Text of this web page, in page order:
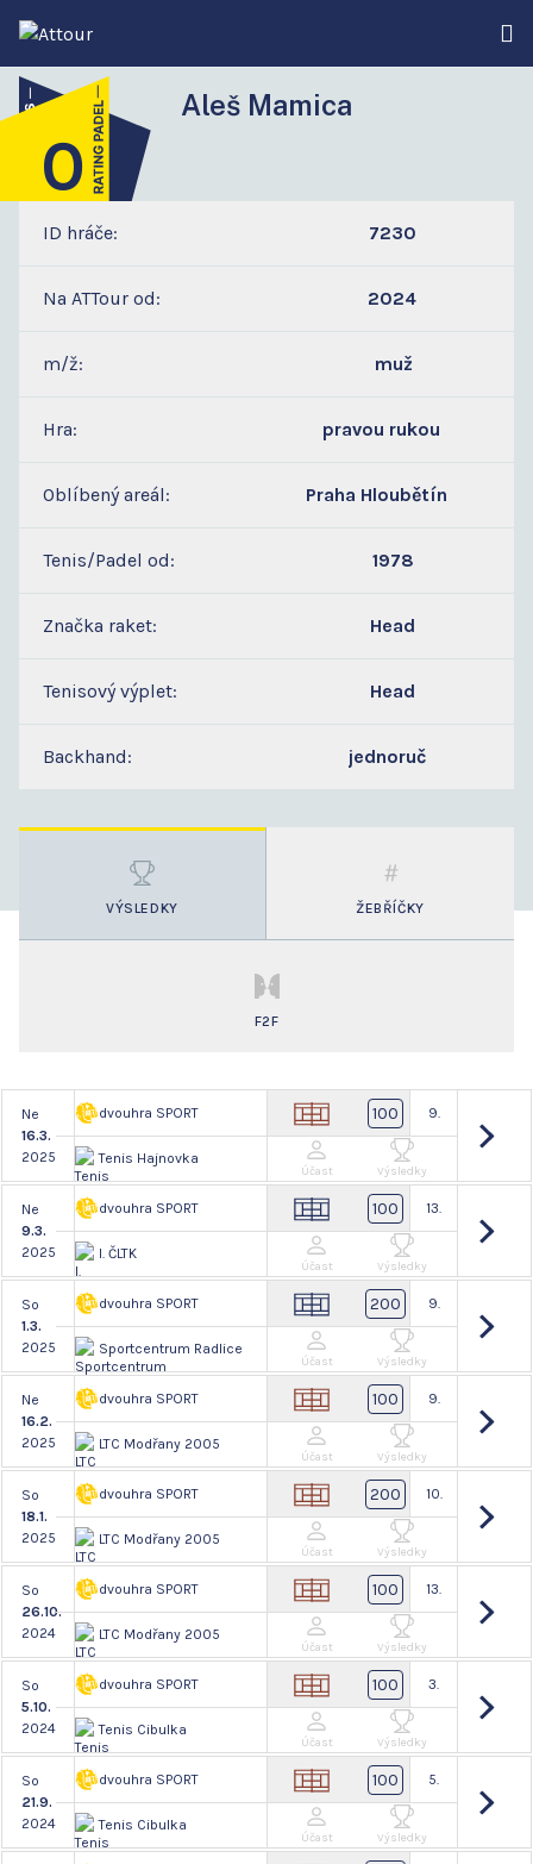
Aleš Mamica
4
0
ID hráče: 7230
Na ATTour od: 2024
m/ž: muž
Hra: pravou rukou
Oblíbený areál: Praha Hloubětín
Tenis/Padel od: 1978
Značka raket: Head
Tenisový výplet: Head
Backhand: jednoruč
VÝSLEDKY ŽEBŘÍČKY
F2F
Ne
16.3.
2025
dvouhra SPORT
Tenis Hajnovka
100 9.
Účast Výsledky
Ne
9.3.
2025
dvouhra SPORT
I. ČLTK
100 13.
Účast Výsledky
So
1.3.
2025
dvouhra SPORT
Sportcentrum Radlice
200 9.
Účast Výsledky
Ne
16.2.
2025
dvouhra SPORT
LTC Modřany 2005
100 9.
Účast Výsledky
So
18.1.
2025
dvouhra SPORT
LTC Modřany 2005
200 10.
Účast Výsledky
So
26.10.
2024
dvouhra SPORT
LTC Modřany 2005
100 13.
Účast Výsledky
So
5.10.
2024
dvouhra SPORT
Tenis Cibulka
100 3.
Účast Výsledky
So
21.9.
2024
dvouhra SPORT
Tenis Cibulka
100 5.
Účast Výsledky